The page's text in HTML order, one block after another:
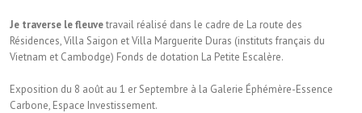
Je traverse le fleuvetravail réalisé dans le cadre de La route des
Résidences, Villa Saigon et Villa Marguerite Duras (instituts français du
Vietnam et Cambodge) Fonds de dotation La Petite Escalère.
Exposition du 8 août au 1 er Septembre à la Galerie Éphémère-Essence
Carbone, Espace Investissement.